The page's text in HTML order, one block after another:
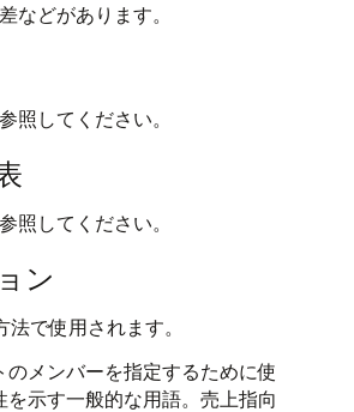
などがあります。
照してください。
照してください。
ン
で使用されます。
のメンバーを指定するために使
を示す一般的な用語。売上指向